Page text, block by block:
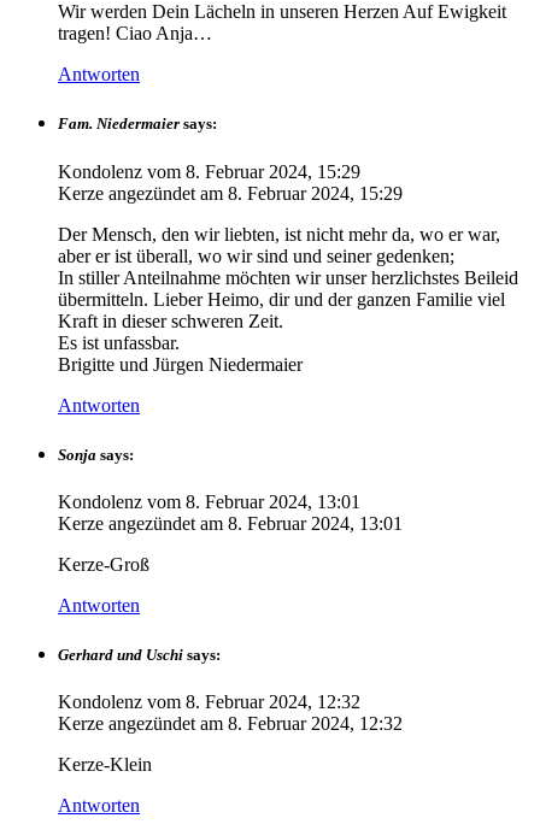
Wir werden Dein Lächeln in unseren Herzen Auf Ewigkeit
tragen! Ciao Anja…
Antworten
Fam. Niedermaier says:
Kondolenz vom 8. Februar 2024, 15:29
Kerze angezündet am 8. Februar 2024, 15:29
Der Mensch, den wir liebten, ist nicht mehr da, wo er war,
aber er ist überall, wo wir sind und seiner gedenken;
In stiller Anteilnahme möchten wir unser herzlichstes Beileid
übermitteln. Lieber Heimo, dir und der ganzen Familie viel
Kraft in dieser schweren Zeit.
Es ist unfassbar.
Brigitte und Jürgen Niedermaier
Antworten
Sonja says:
Kondolenz vom 8. Februar 2024, 13:01
Kerze angezündet am 8. Februar 2024, 13:01
Kerze-Groß
Antworten
Gerhard und Uschi says:
Kondolenz vom 8. Februar 2024, 12:32
Kerze angezündet am 8. Februar 2024, 12:32
Kerze-Klein
Antworten